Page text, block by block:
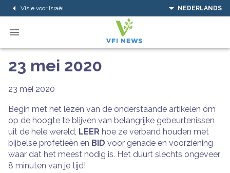
Visie voor Israël NEDERLANDS
23 mei 2020
23 mei 2020
Begin met het lezen van de onderstaande artikelen om
op de hoogte te blijven van belangrijke gebeurtenissen
uit de hele wereld, LEER hoe ze verband houden met
bijbelse profetieën en BID voor genade en voorziening
waar dat het meest nodig is. Het duurt slechts ongeveer
8 minuten van je tijd!